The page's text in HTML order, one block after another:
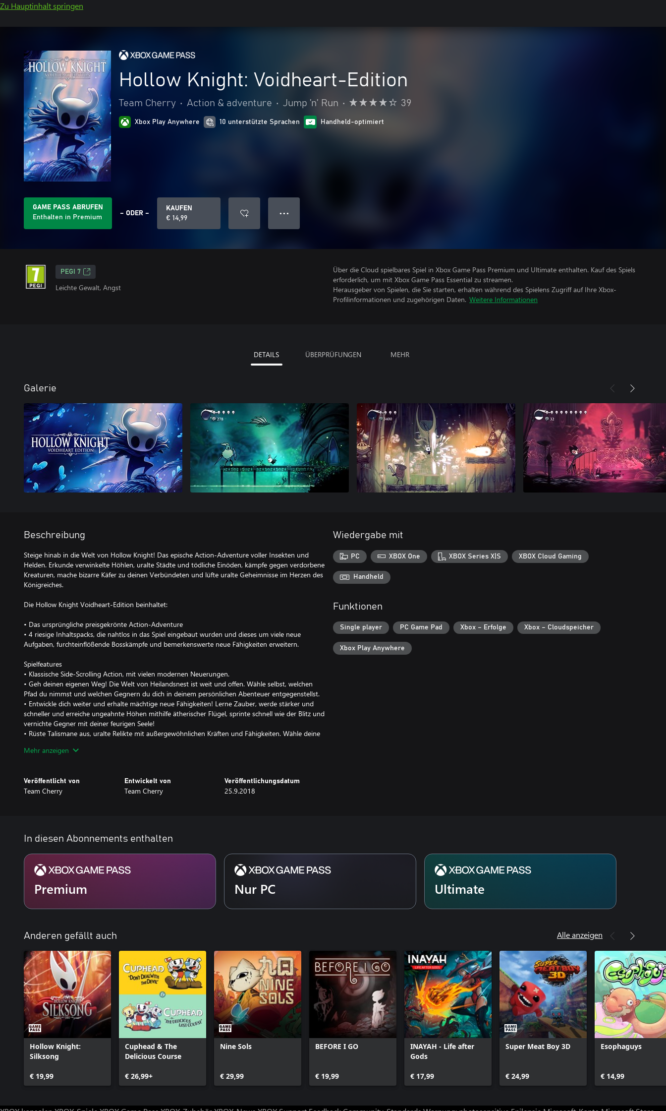
Zu Hauptinhalt springen
Hollow Knight: Voidheart-Edition
Team Cherry • Action & adventure • Jump ’n’ Run • 39
Xbox Play Anywhere 10 unterstützte Sprachen Handheld-optimiert
GAME PASS ABRUFEN
Enthalten in Premium
– ODER –
KAUFEN
€ 14,99
● ● ●
PEGI 7
Leichte Gewalt, Angst
Über die Cloud spielbares Spiel in Xbox Game Pass Premium und Ultimate enthalten. Kauf des Spiels
erforderlich, um mit Xbox Game Pass Essential zu streamen.
Herausgeber von Spielen, die Sie starten, erhalten während des Spielens Zugriff auf Ihre Xbox-
Profilinformationen und zugehörigen Daten. Weitere Informationen
DETAILS ÜBERPRÜFUNGEN MEHR
Galerie
Beschreibung
Steige hinab in die Welt von Hollow Knight! Das epische Action-Adventure voller Insekten und
Helden. Erkunde verwinkelte Höhlen, uralte Städte und tödliche Einöden, kämpfe gegen verdorbene
Kreaturen, mache bizarre Käfer zu deinen Verbündeten und lüfte uralte Geheimnisse im Herzen des
Königreiches.
Die Hollow Knight Voidheart-Edition beinhaltet:
• Das ursprüngliche preisgekrönte Action-Adventure
• 4 riesige Inhaltspacks, die nahtlos in das Spiel eingebaut wurden und dieses um viele neue
Aufgaben, furchteinflößende Bosskämpfe und bemerkenswerte neue Fähigkeiten erweitern.
Spielfeatures
• Klassische Side-Scrolling Action, mit vielen modernen Neuerungen.
• Geh deinen eigenen Weg! Die Welt von Heilandsnest ist weit und offen. Wähle selbst, welchen
Pfad du nimmst und welchen Gegnern du dich in deinem persönlichen Abenteuer entgegenstellst.
• Entwickle dich weiter und erhalte mächtige neue Fähigkeiten! Lerne Zauber, werde stärker und
schneller und erreiche ungeahnte Höhen mithilfe ätherischer Flügel, sprinte schnell wie der Blitz und
vernichte Gegner mit deiner feurigen Seele!
• Rüste Talismane aus, uralte Relikte mit außergewöhnlichen Kräften und Fähigkeiten. Wähle deine
• Eine Vielzahl an niedlichen und unheimlichen Charakteren werden in traditioneller 2D•Animation
Reise durch das Königreich. Finde und besiege jeden einzelnen Feind und trage ihn in deinem
Journal des Jägers ein.
• Eine epische Orchesterpartitur mit über 40 Tracks, komponiert von Christopher Larkin.
Inhaltspack-Details
• Verborgene Träume: Mächtige neue Feinde erscheinen! Neue Bosskämpfe. Neue Fähigkeiten.
Neue Musik.
• Die Grimmige Truppe: Entfache die Albtraumlaterne. Beschwöre die Truppe. Eine umfangreiche
neue Questreihe. Neue Bosskämpfe. Neue Talismane. Neue Feinde. Neue Freunde.
• Lebensblut: Neue Kartographiewerkzeuge. Neue Bosskämpfe. Verbesserte Bosse. Neue Musik.
Versteckte Extras!
Spielmodus.
Mehr anzeigen
Veröffentlicht von
Team Cherry
Entwickelt von
Team Cherry
Veröffentlichungsdatum
25.9.2018
Wiedergabe mit
PC XBOX One XBOX Series X|S XBOX Cloud Gaming
Handheld
Funktionen
Single player PC Game Pad Xbox – Erfolge Xbox – Cloudspeicher
Xbox Play Anywhere
In diesen Abonnements enthalten
Premium Nur PC Ultimate
Anderen gefällt auch Alle anzeigen
Hollow Knight:
Silksong
€ 19,99
Cuphead & The
Delicious Course
€ 26,99+
Nine Sols
€ 29,99
BEFORE I GO
€ 19,99
INAYAH - Life after
Gods
€ 17,99
Super Meat Boy 3D
€ 24,99
Esophaguys
€ 14,99